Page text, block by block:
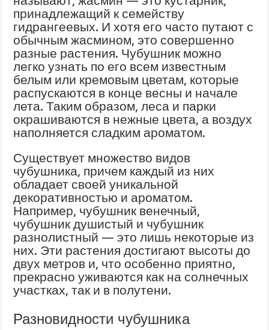
принадлежащий к семейству
гидрангеевых. И хотя его часто путают с
обычным жасмином, это совершенно
разные растения. Чубушник можно
легко узнать по его всем известным
белым или кремовым цветам, которые
распускаются в конце весны и начале
лета. Таким образом, леса и парки
окрашиваются в нежные цвета, а воздух
наполняется сладким ароматом.
Существует множество видов
чубушника, причем каждый из них
обладает своей уникальной
декоративностью и ароматом.
Например, чубушник венечный,
чубушник душистый и чубушник
разнолистный — это лишь некоторые из
них. Эти растения достигают высоты до
двух метров и, что особенно приятно,
прекрасно уживаются как на солнечных
участках, так и в полутени.
Разновидности чубушника